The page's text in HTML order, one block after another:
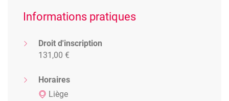
Informations pratiques
Droit d'inscription
131,00 €
Horaires
Liège